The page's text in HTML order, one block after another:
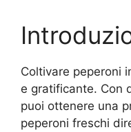
Coltivare peperoni
e gratificante. Con
puoi ottenere una
peperoni freschi